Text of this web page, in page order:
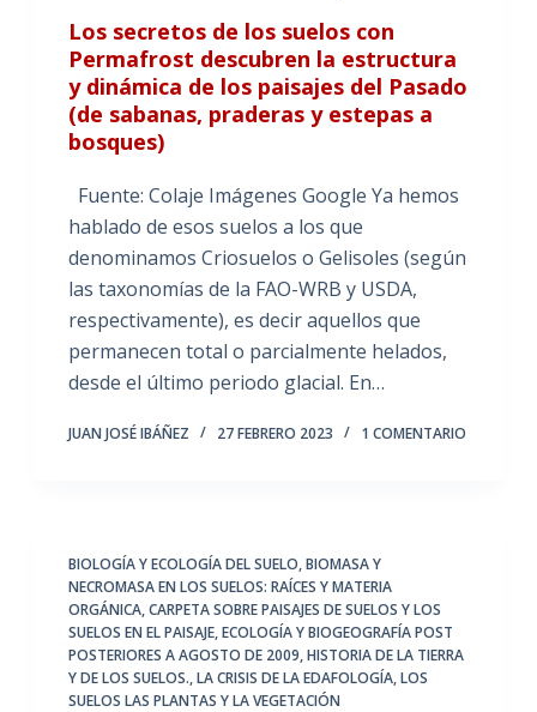
Los secretos de los suelos con
Permafrost descubren la estructura
y dinámica de los paisajes del Pasado
(de sabanas, praderas y estepas a
bosques)
Fuente: Colaje Imágenes Google Ya hemos
hablado de esos suelos a los que
denominamos Criosuelos o Gelisoles (según
las taxonomías de la FAO-WRB y USDA,
respectivamente), es decir aquellos que
permanecen total o parcialmente helados,
desde el último periodo glacial. En…
JUAN JOSÉ IBÁÑEZ 27 FEBRERO 2023 1 COMENTARIO
BIOLOGÍA Y ECOLOGÍA DEL SUELO,BIOMASA Y
NECROMASA EN LOS SUELOS: RAÍCES Y MATERIA
ORGÁNICA,CARPETA SOBRE PAISAJES DE SUELOS Y LOS
SUELOS EN EL PAISAJE,ECOLOGÍA Y BIOGEOGRAFÍA POST
POSTERIORES A AGOSTO DE 2009,HISTORIA DE LA TIERRA
Y DE LOS SUELOS.,LA CRISIS DE LA EDAFOLOGÍA,LOS
SUELOS LAS PLANTAS Y LA VEGETACIÓN